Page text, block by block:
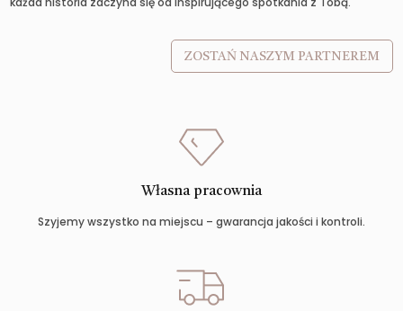
ZOSTAŃ NASZYM PARTNEREM
Własna pracownia
Szyjemy wszystko na miejscu – gwarancja jakości i kontroli.